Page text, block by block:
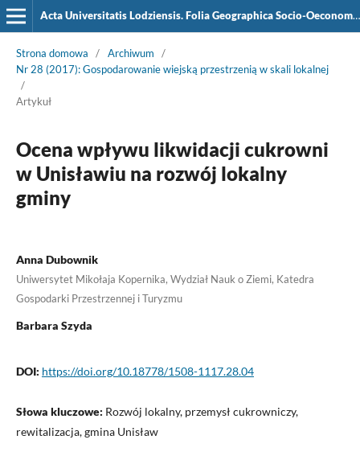
Acta Universitatis Lodziensis. Folia Geographica Socio-Oeconomica
Strona domowa / Archiwum
/
Nr 28 (2017): Gospodarowanie wiejską przestrzenią w skali lokalnej
/
Artykuł
Ocena wpływu likwidacji cukrowni
w Unisławiu na rozwój lokalny
gminy
Anna Dubownik
Uniwersytet Mikołaja Kopernika, Wydział Nauk o Ziemi, Katedra
Gospodarki Przestrzennej i Turyzmu
Barbara Szyda
DOI: https://doi.org/10.18778/1508-1117.28.04
Słowa kluczowe: Rozwój lokalny, przemysł cukrowniczy,
rewitalizacja, gmina Unisław